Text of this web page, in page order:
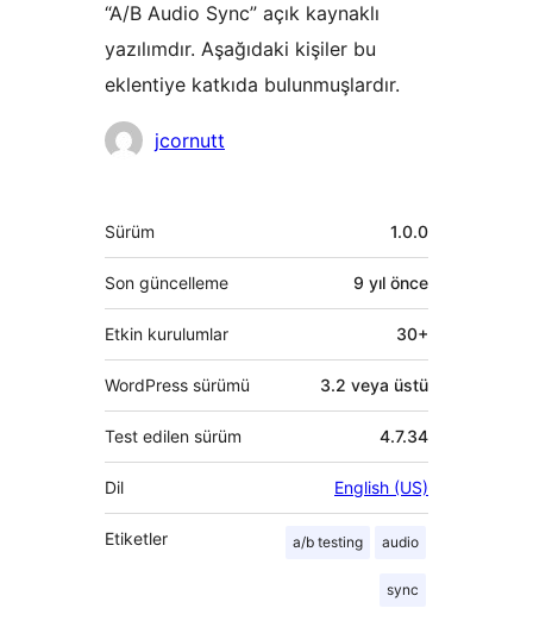
“A/B Audio Sync” açık kaynaklı
yazılımdır. Aşağıdaki kişiler bu
eklentiye katkıda bulunmuşlardır.
Katkıdajcornutt
Meta
Sürüm 1.0.0
Son güncelleme 9 yıl önce
Etkin kurulumlar 30+
WordPress sürümü 3.2 veya üstü
Test edilen sürüm 4.7.34
Dil English (US)
Etiketler a/b testing audio
sync